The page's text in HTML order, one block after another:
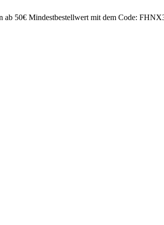
ab 50€ Mindestbestellwert mit dem Code: